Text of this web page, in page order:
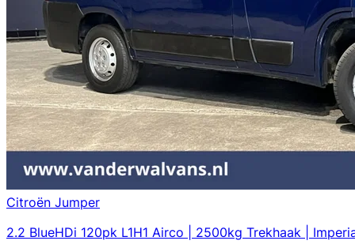
Citroën Jumper
2.2 BlueHDi 120pk L1H1 Airco | 2500kg Trekhaak |